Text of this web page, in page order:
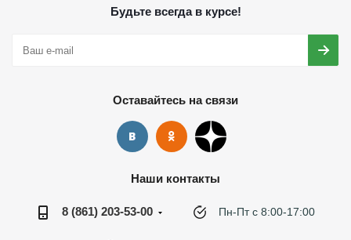
Будьте всегда в курсе!
Оставайтесь на связи
Наши контакты
8 (861) 203-53-00 Пн-Пт с 8:00-17:00